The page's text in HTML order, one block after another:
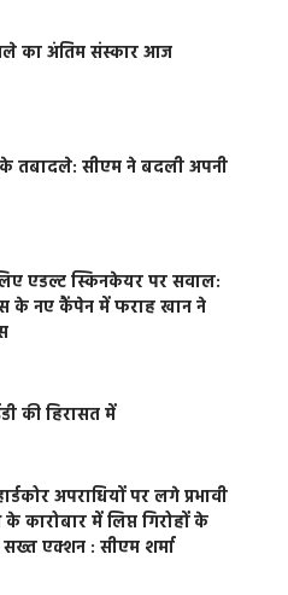
का अंतिम संस्कार आज
तबादले: सीएम ने बदली अपनी
एडल्ट स्किनकेयर पर सवाल:
के नए कैंपेन में फराह खान ने
की हिरासत में
अपराधियों पर लगे प्रभावी
में लिप्त गिरोहों के
सख्त एक्शन : सीएम शर्मा